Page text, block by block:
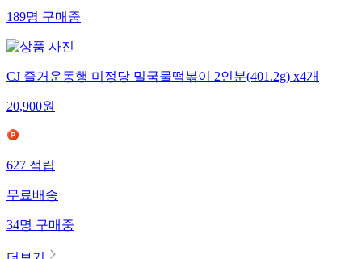
189명구매중
CJ 즐거운동행 미정당 밀국물떡볶이 2인분(401.2g) x4개
20,900원
627적립
무료배송
34명구매중